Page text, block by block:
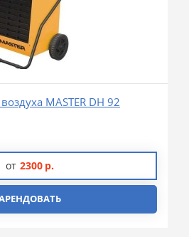
MASTER DH 92
от 2300 р.